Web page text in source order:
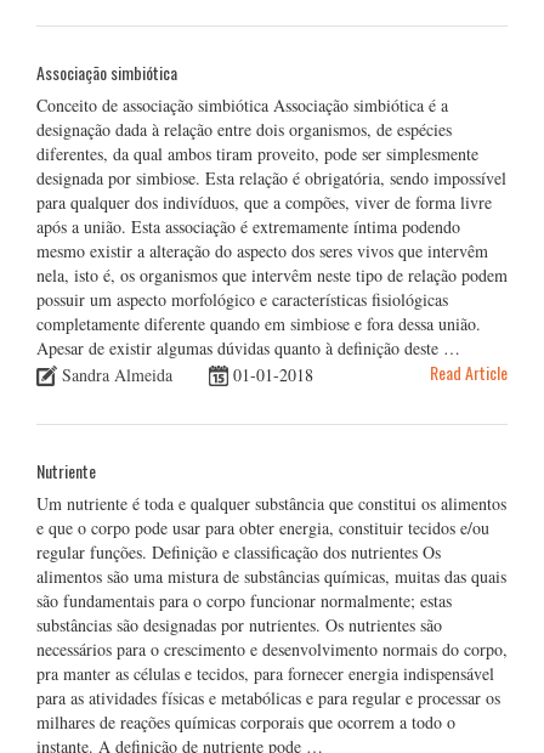
Associação simbiótica
Conceito de associação simbiótica Associação simbiótica é a
designação dada à relação entre dois organismos, de espécies
diferentes, da qual ambos tiram proveito, pode ser simplesmente
designada por simbiose. Esta relação é obrigatória, sendo impossível
para qualquer dos indivíduos, que a compões, viver de forma livre
após a união. Esta associação é extremamente íntima podendo
mesmo existir a alteração do aspecto dos seres vivos que intervêm
nela, isto é, os organismos que intervêm neste tipo de relação podem
possuir um aspecto morfológico e características fisiológicas
completamente diferente quando em simbiose e fora dessa união.
Apesar de existir algumas dúvidas quanto à definição deste …
Sandra Almeida
01-01-2018 Read Article
Nutriente
Um nutriente é toda e qualquer substância que constitui os alimentos
e que o corpo pode usar para obter energia, constituir tecidos e/ou
regular funções. Definição e classificação dos nutrientes Os
alimentos são uma mistura de substâncias químicas, muitas das quais
são fundamentais para o corpo funcionar normalmente; estas
substâncias são designadas por nutrientes. Os nutrientes são
necessários para o crescimento e desenvolvimento normais do corpo,
pra manter as células e tecidos, para fornecer energia indispensável
para as atividades físicas e metabólicas e para regular e processar os
milhares de reações químicas corporais que ocorrem a todo o
instante. A definição de nutriente pode …